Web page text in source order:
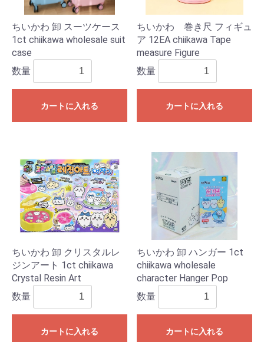
ちいかわ 卸 スーツケース
1ct chiikawa wholesale suit
case
数量
カートに入れる
ちいかわ 巻き尺 フィギュ
ア 12EA chiikawa Tape
measure Figure
数量
カートに入れる
ちいかわ 卸 クリスタルレ
ジンアート 1ct chiikawa
Crystal Resin Art
数量
カートに入れる
ちいかわ 卸 ハンガー 1ct
chiikawa wholesale
character Hanger Pop
数量
カートに入れる